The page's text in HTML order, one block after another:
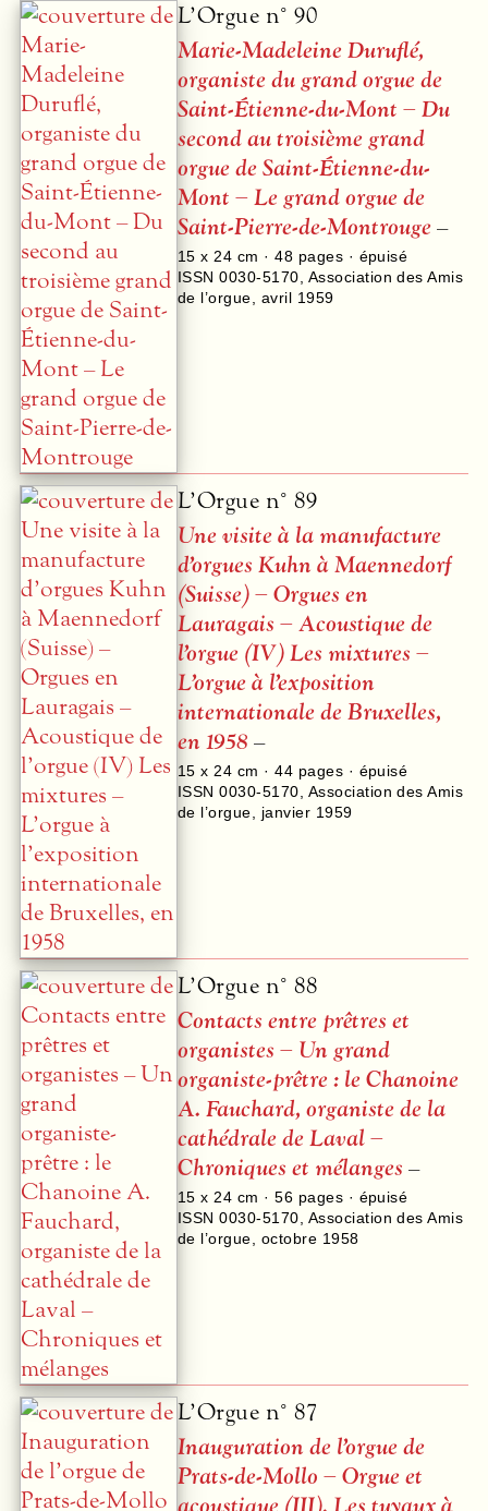
L’Orgue n° 90
Marie-Madeleine Duruflé,
organiste du grand orgue de
Saint-Étienne-du-Mont – Du
second au troisième grand
orgue de Saint-Étienne-du-
Mont – Le grand orgue de
Saint-Pierre-de-Montrouge –
15 x 24 cm ·48 pages · épuisé
ISSN 0030-5170 Association des Amis
de l’orgue
avril 1959
L’Orgue n° 89
Une visite à la manufacture
d’orgues Kuhn à Maennedorf
(Suisse) – Orgues en
Lauragais – Acoustique de
l’orgue (IV) Les mixtures –
L’orgue à l’exposition
internationale de Bruxelles,
en 1958 –
15 x 24 cm ·44 pages · épuisé
ISSN 0030-5170 Association des Amis
de l’orgue
janvier 1959
L’Orgue n° 88
Contacts entre prêtres et
organistes – Un grand
organiste-prêtre : le Chanoine
A. Fauchard, organiste de la
cathédrale de Laval –
Chroniques et mélanges –
15 x 24 cm ·56 pages · épuisé
ISSN 0030-5170 Association des Amis
de l’orgue
octobre 1958
L’Orgue n° 87
Inauguration de l’orgue de
Prats-de-Mollo – Orgue et